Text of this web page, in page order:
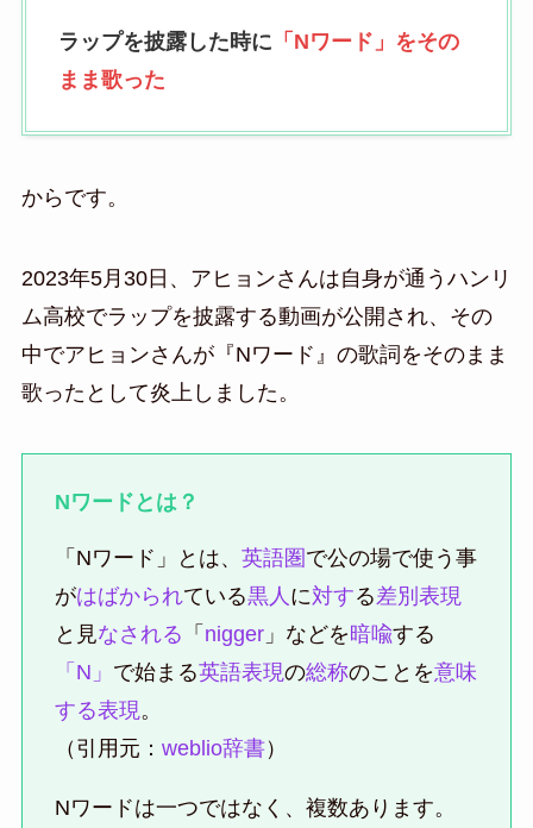
ラップを披露した時に 「Nワード」をその
まま歌った
からです。
2023年5月30日、アヒョンさんは自身が通うハンリ
ム高校でラップを披露する動画が公開され、その
中でアヒョンさんが『Nワード』の歌詞をそのまま
歌ったとして炎上しました。
Nワードとは？
「Nワード」とは、 英語圏 で公の場で使う事
がはばかられている黒人 に対する差別表現
と見なされる 「 nigger」などを暗喩する
「N」 で始まる英語表現の総称のことを意味
する表現。
（引用元： weblio辞書）
Nワードは一つではなく、複数あります。